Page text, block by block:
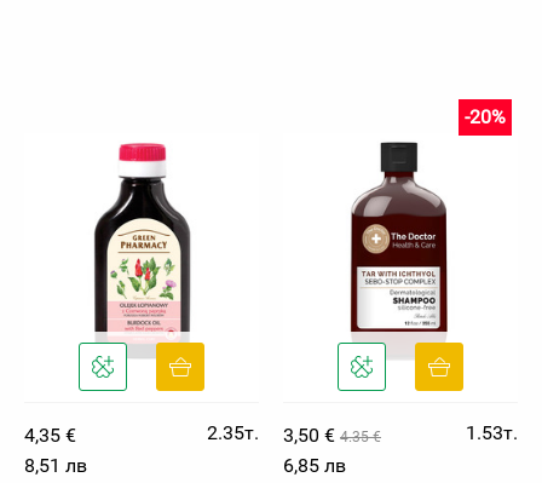
4,35 €
2.35т.
8,51 лв
3,50 € 4.35 €
-20%
1.53т.
6,85 лв